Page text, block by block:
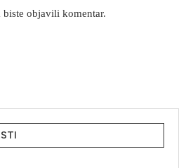
biste objavili komentar.